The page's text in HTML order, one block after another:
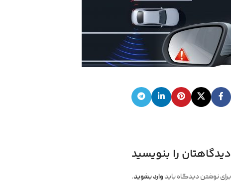
دیدگاهتان را بنویسید
برای نوشتن دیدگاه باید وارد بشوید.